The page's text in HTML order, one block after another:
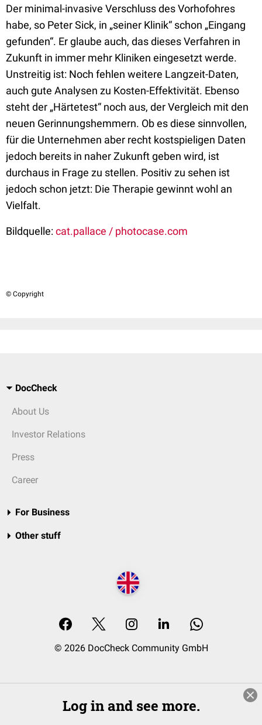
Der minimal-invasive Verschluss des Vorhofohres
habe, so Peter Sick, in „seiner Klinik“ schon „Eingang
gefunden“. Er glaube auch, das dieses Verfahren in
Zukunft in immer mehr Kliniken eingesetzt werde.
Unstreitig ist: Noch fehlen weitere Langzeit-Daten,
auch gute Analysen zu Kosten-Effektivität. Ebenso
steht der „Härtetest“ noch aus, der Vergleich mit den
neuen Gerinnungshemmern. Ob es diese sinnvollen,
für die Unternehmen aber recht kostspieligen Daten
jedoch bereits in naher Zukunft geben wird, ist
durchaus in Frage zu stellen. Positiv zu sehen ist
jedoch schon jetzt: Die Therapie gewinnt wohl an
Vielfalt.
Bildquelle:cat.pallace / photocase.com
© Copyright
DocCheck
About Us
Investor Relations
Press
Career
For Business
Other stuff
© 2026 DocCheck Community GmbH
Log in and see more.